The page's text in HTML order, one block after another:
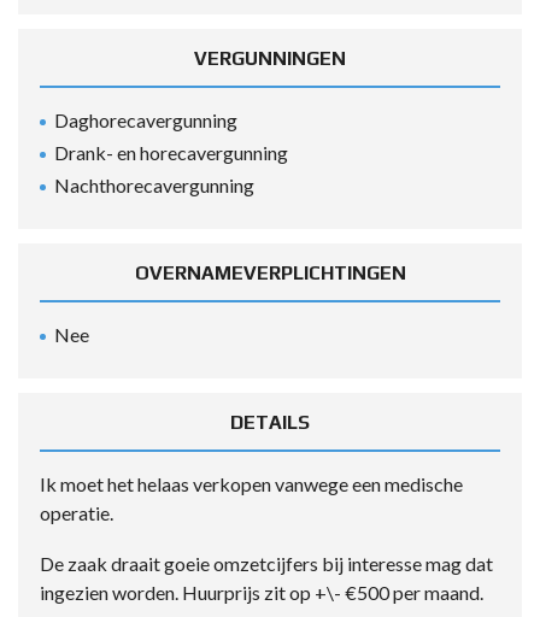
VERGUNNINGEN
Daghorecavergunning
Drank- en horecavergunning
Nachthorecavergunning
OVERNAMEVERPLICHTINGEN
Nee
DETAILS
Ik moet het helaas verkopen vanwege een medische
operatie.
De zaak draait goeie omzetcijfers bij interesse mag dat
ingezien worden. Huurprijs zit op +\- €500 per maand.